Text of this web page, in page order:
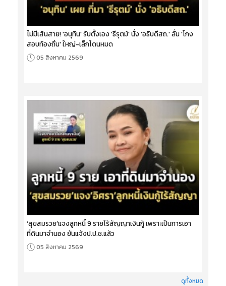
ไม่มีเส้นสาย! 'อนุทิน' รับตั้งเอง 'ธีรุตม์' นั่ง 'อธิบดีสถ.' ลั่น 'โกง
สอบท้องถิ่น' ใหญ่-เล็กโดนหมด
05 สิงหาคม 2569
‘สุขสมรวย’แจงลูกหนี้ 9 รายไร้สัญญาเงินกู้ เพราะเป็นการเอา
ที่ดินมาจำนอง ยันแจ้งป.ป.ช.แล้ว
05 สิงหาคม 2569
ดูทั้งหมด